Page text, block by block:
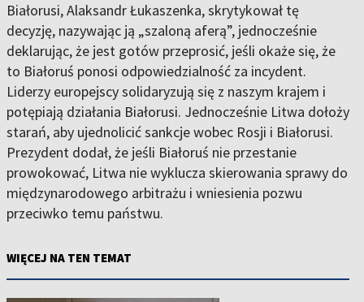
Białorusi, Alaksandr Łukaszenka, skrytykował tę
decyzję, nazywając ją „szaloną aferą”, jednocześnie
deklarując, że jest gotów przeprosić, jeśli okaże się, że
to Białoruś ponosi odpowiedzialność za incydent.
Liderzy europejscy solidaryzują się z naszym krajem i
potępiają działania Białorusi. Jednocześnie Litwa dołoży
starań, aby ujednolicić sankcje wobec Rosji i Białorusi.
Prezydent dodał, że jeśli Białoruś nie przestanie
prowokować, Litwa nie wyklucza skierowania sprawy do
międzynarodowego arbitrażu i wniesienia pozwu
przeciwko temu państwu.
WIĘCEJ NA TEN TEMAT